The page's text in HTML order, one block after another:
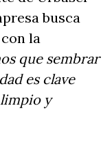
busca
la
que sembrar
es clave
y